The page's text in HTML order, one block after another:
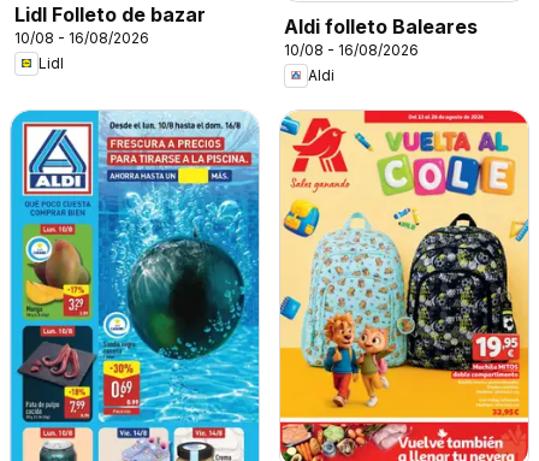
Lidl Folleto de bazar
10/08 - 16/08/2026
Lidl
Aldi folleto Baleares
10/08 - 16/08/2026
Aldi